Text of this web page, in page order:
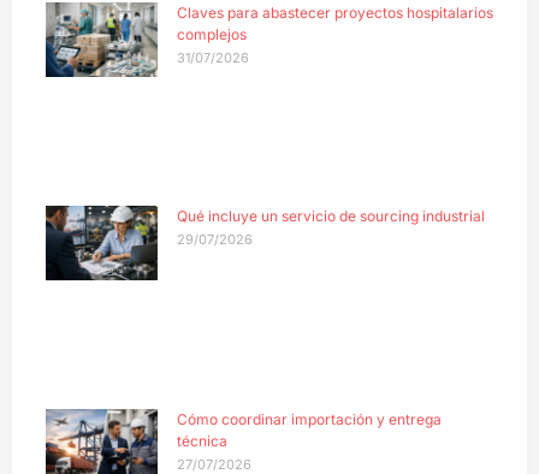
Claves para abastecer proyectos hospitalarios
complejos
31/07/2026
Qué incluye un servicio de sourcing industrial
29/07/2026
Cómo coordinar importación y entrega
técnica
27/07/2026